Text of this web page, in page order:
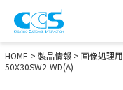
画像処理用の製品検索
HOME > 製品情報 > 画像処理用
50X30SW2-WD(A)